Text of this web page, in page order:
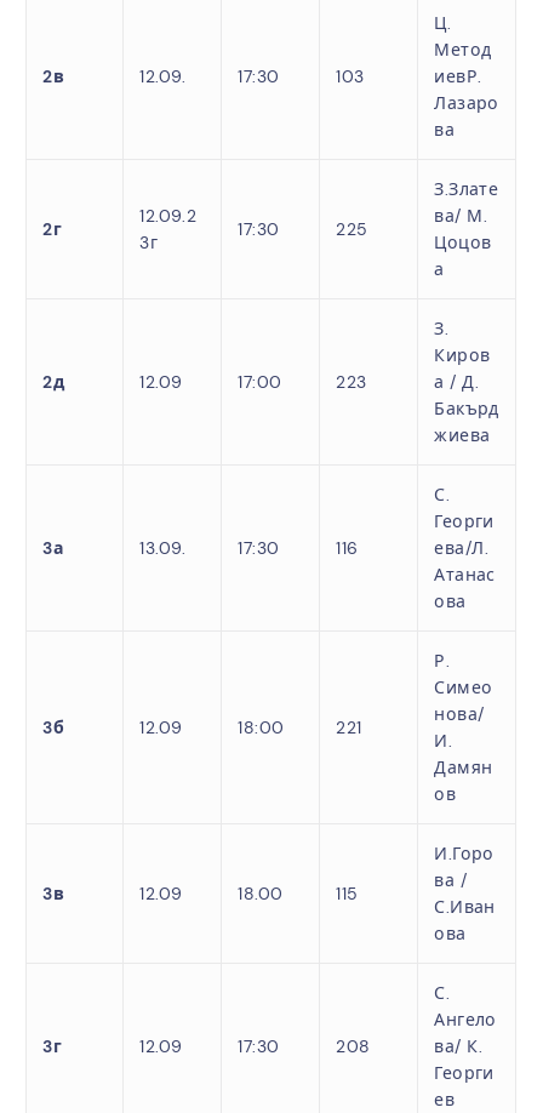
2в 12.09. 17:30 103
Ц.
Метод
иевР.
Лазаро
ва
2г
12.09.2
3г
17:30 225
З.Злате
ва/ М.
Цоцов
а
2д 12.09 17:00 223
З.
Киров
а /Д.
Бакърд
жиева
3а 13.09. 17:30 116
С.
Георги
ева/Л.
Атанас
ова
3б 12.09 18:00 221
Р.
Симео
нова/
И.
Дамян
ов
3в 12.09 18.00 115
И.Горо
ва /
С.Иван
ова
3г 12.09 17:30 208
С.
Ангело
ва/ К.
Георги
ев